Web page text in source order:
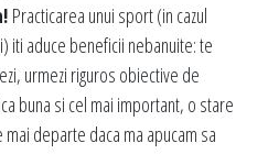
Practicarea unui sport (in cazul
iti aduce beneficii nebanuite: te
urmezi riguros obiective de
buna si cel mai important, o stare
mai departe daca ma apucam sa